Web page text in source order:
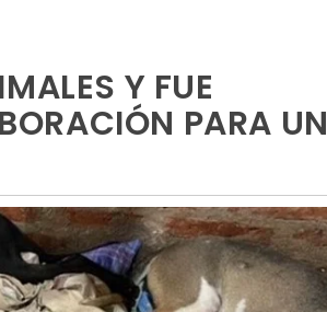
Y FUE
PARA UN